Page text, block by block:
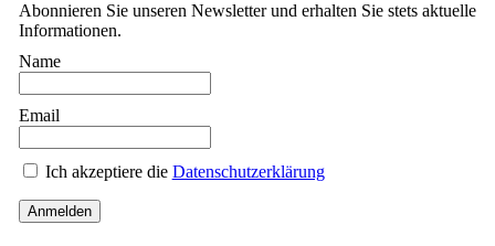
Abonnieren Sie unseren Newsletter und erhalten Sie stets aktuelle
Informationen.
Name
Email
Ich akzeptiere die Datenschutzerklärung